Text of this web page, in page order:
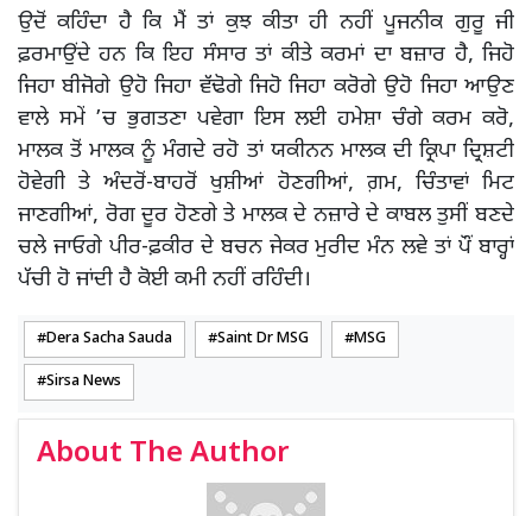
ਉਦੋਂ ਕਹਿੰਦਾ ਹੈ ਕਿ ਮੈਂ ਤਾਂ ਕੁਝ ਕੀਤਾ ਹੀ ਨਹੀਂ ਪੂਜਨੀਕ ਗੁਰੂ ਜੀ
ਫ਼ਰਮਾਉਂਦੇ ਹਨ ਕਿ ਇਹ ਸੰਸਾਰ ਤਾਂ ਕੀਤੇ ਕਰਮਾਂ ਦਾ ਬਜ਼ਾਰ ਹੈ, ਜਿਹੋ
ਜਿਹਾ ਬੀਜੋਗੇ ਉਹੋ ਜਿਹਾ ਵੱਢੋਗੇ ਜਿਹੋ ਜਿਹਾ ਕਰੋਗੇ ਉਹੋ ਜਿਹਾ ਆਉਣ
ਵਾਲੇ ਸਮੇਂ ’ਚ ਭੁਗਤਣਾ ਪਵੇਗਾ ਇਸ ਲਈ ਹਮੇਸ਼ਾ ਚੰਗੇ ਕਰਮ ਕਰੋ,
ਮਾਲਕ ਤੋਂ ਮਾਲਕ ਨੂੰ ਮੰਗਦੇ ਰਹੋ ਤਾਂ ਯਕੀਨਨ ਮਾਲਕ ਦੀ ਕ੍ਰਿਪਾ ਦ੍ਰਿਸ਼ਟੀ
ਹੋਵੇਗੀ ਤੇ ਅੰਦਰੋਂ-ਬਾਹਰੋਂ ਖੁਸ਼ੀਆਂ ਹੋਣਗੀਆਂ, ਗ਼ਮ, ਚਿੰਤਾਵਾਂ ਮਿਟ
ਜਾਣਗੀਆਂ, ਰੋਗ ਦੂਰ ਹੋਣਗੇ ਤੇ ਮਾਲਕ ਦੇ ਨਜ਼ਾਰੇ ਦੇ ਕਾਬਲ ਤੁਸੀਂ ਬਣਦੇ
ਚਲੇ ਜਾਓਗੇ ਪੀਰ-ਫ਼ਕੀਰ ਦੇ ਬਚਨ ਜੇਕਰ ਮੁਰੀਦ ਮੰਨ ਲਵੇ ਤਾਂ ਪੌਂ ਬਾਰ੍ਹਾਂ
ਪੱਚੀ ਹੋ ਜਾਂਦੀ ਹੈ ਕੋਈ ਕਮੀ ਨਹੀਂ ਰਹਿੰਦੀ।
Dera Sacha Sauda Saint Dr MSG MSG
Sirsa News
About The Author